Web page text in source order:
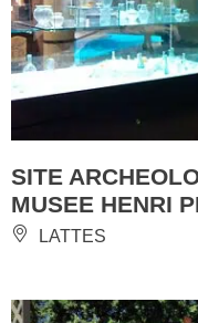
SITE
MUSEE HENRI
LATTES